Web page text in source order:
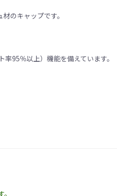
のキャップです。
95％以上）機能を備えています。